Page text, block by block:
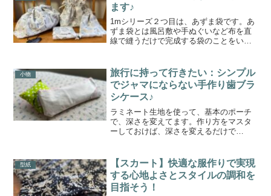
ます♪
1mシリーズ２つ目は、あずま袋です。あ
ずま袋とは風呂敷や手ぬぐいなど布を直
線で縫うだけで完成する袋のことをい
まりといわれています。 〈京都から見た
江戸〉を差して、あず...
小物
旅行に持って行きたい：シンプル
でジャマにならない手作り歯ブラ
シケース♪
ラミネート生地を使って、基本のポーチ
で、深さを変えてます。作り方をマスタ
ーしておけば、深さを変えるだけで
持ちから歯磨きセットを入れる物を作ろ
うと思い立ちまし...
型紙
【スカート】快適な服作りで実現
する心地よさとスタイルの調和を
目指そう！